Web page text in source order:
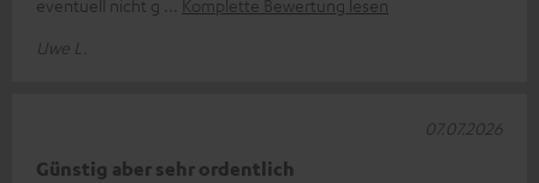
eventuell nicht g
Komplette Bewertung lesen
Uwe L.
Günstig aber sehr ordentlich
07.07.2026